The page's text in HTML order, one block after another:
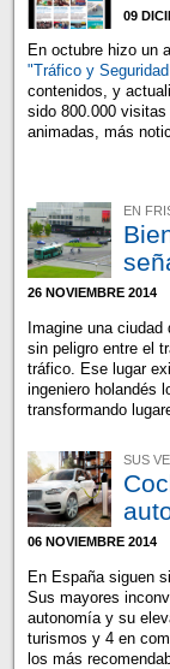
09
En octubre hizo un
"Tráfico y
contenidos, y
sido 800.000
animadas, más
EN
26 NOVIEMBRE 2014
Imagine una
sin peligro entre el
tráfico. Ese lugar
ingeniero holandés
transformando
SUS
06 NOVIEMBRE 2014
En España siguen
Sus mayores
autonomía y su
turismos y 4 en
los más